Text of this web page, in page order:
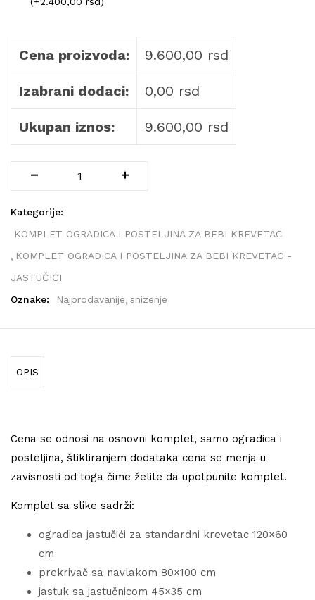
Cena proizvoda: 9.600,00 rsd
Izabrani dodaci: 0,00 rsd
Ukupan iznos: 9.600,00 rsd
Kategorije:
KOMPLET OGRADICA I POSTELJINA ZA BEBI KREVETAC
KOMPLET OGRADICA I POSTELJINA ZA BEBI KREVETAC -
JASTUČIĆI
Oznake:
Najprodavanije snizenje
OPIS
Cena se odnosi na osnovni komplet, samo ogradica i
posteljina, štikliranjem dodataka cena se menja u
zavisnosti od toga čime želite da upotpunite komplet.
Komplet sa slike sadrži:
ogradica jastučići za standardni krevetac 120×60
cm
prekrivač sa navlakom 80×100 cm
jastuk sa jastučnicom 45×35 cm